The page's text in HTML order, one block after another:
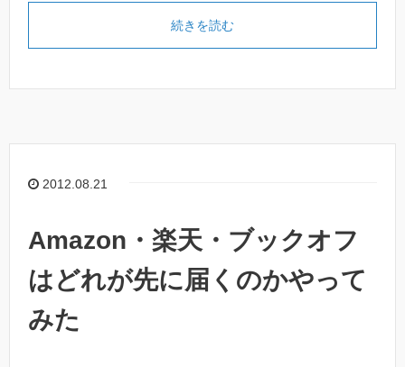
続きを読む
2012.08.21
Amazon・楽天・ブックオフ
はどれが先に届くのかやって
みた